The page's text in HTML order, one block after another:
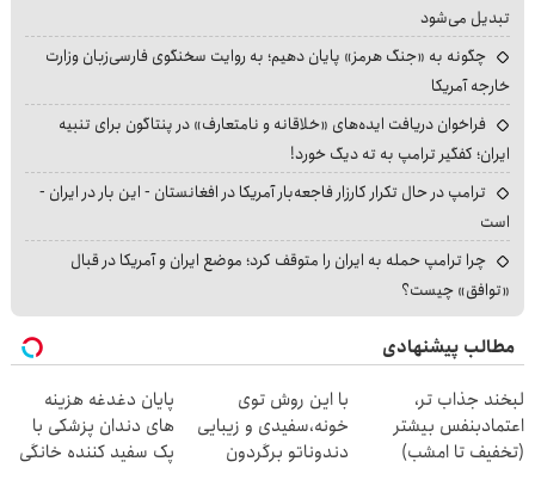
تبدیل می‌شود
چگونه به «جنگ هرمز» پایان دهیم؛ به روایت سخنگوی فارسی‌زبان وزارت
خارجه آمریکا
فراخوان دریافت ایده‌های «خلاقانه و نامتعارف» در پنتاگون برای تنبیه
ایران؛ کفگیر ترامپ به ته دیگ خورد!
ترامپ در حال تکرار کارزار فاجعه‌بار آمریکا در افغانستان - این بار در ایران -
است
چرا ترامپ حمله به ایران را متوقف کرد؛ موضع ایران و آمریکا در قبال
«توافق» چیست؟
مطالب پیشنهادی
لبخند جذاب تر،
اعتمادبنفس بیشتر
(تخفیف تا امشب)
با این روش توی
خونه،سفیدی و زیبایی
دندوناتو برگردون
پایان دغدغه هزینه
های دندان پزشکی با
پک سفید کننده خانگی